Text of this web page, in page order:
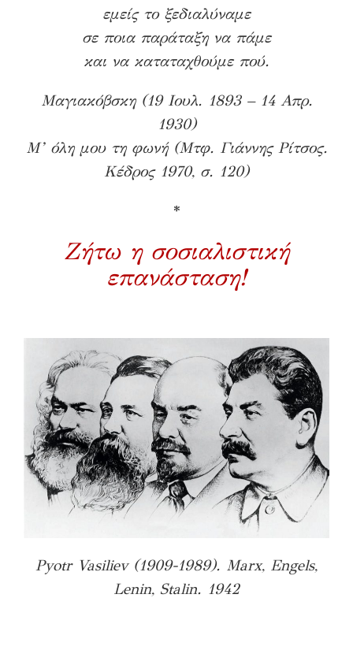
εμείς το ξεδιαλύναμε
σε ποια παράταξη να πάμε
και να καταταχθούμε πού.
Μαγιακόβσκη (19 Ιουλ. 1893 – 14 Απρ.
1930)
Μ’ όλη μου τη φωνή (Μτφ. Γιάννης Ρίτσος.
Κέδρος 1970, σ. 120)
*
Ζήτω η σοσιαλιστική
επανάσταση!
Pyotr Vasiliev (1909-1989). Marx, Engels,
Lenin, Stalin. 1942